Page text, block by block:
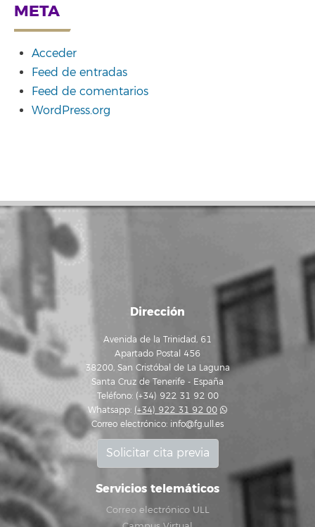
META
Acceder
Feed de entradas
Feed de comentarios
WordPress.org
Dirección
Avenida de la Trinidad, 61
Apartado Postal 456
38200, San Cristóbal de La Laguna
Santa Cruz de Tenerife - España
Teléfono: (+34) 922 31 92 00
Whatsapp: (+34) 922 31 92 00
Correo electrónico: info@fg.ull.es
Solicitar cita previa
Servicios telemáticos
Correo electrónico ULL